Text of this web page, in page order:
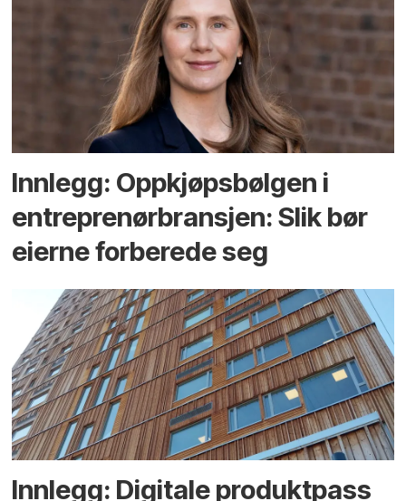
Innlegg: Oppkjøps­bølgen i
entreprenør­bransjen: Slik bør
eierne forberede seg
Innlegg: Digitale produktpass